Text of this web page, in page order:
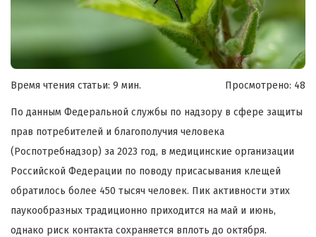
Время чтения статьи: 9 мин. Просмотрено: 48
По данным Федеральной службы по надзору в сфере защиты
прав потребителей и благополучия человека
(Роспотребнадзор) за 2023 год, в медицинские организации
Российской Федерации по поводу присасывания клещей
обратилось более 450 тысяч человек. Пик активности этих
паукообразных традиционно приходится на май и июнь,
однако риск контакта сохраняется вплоть до октября.